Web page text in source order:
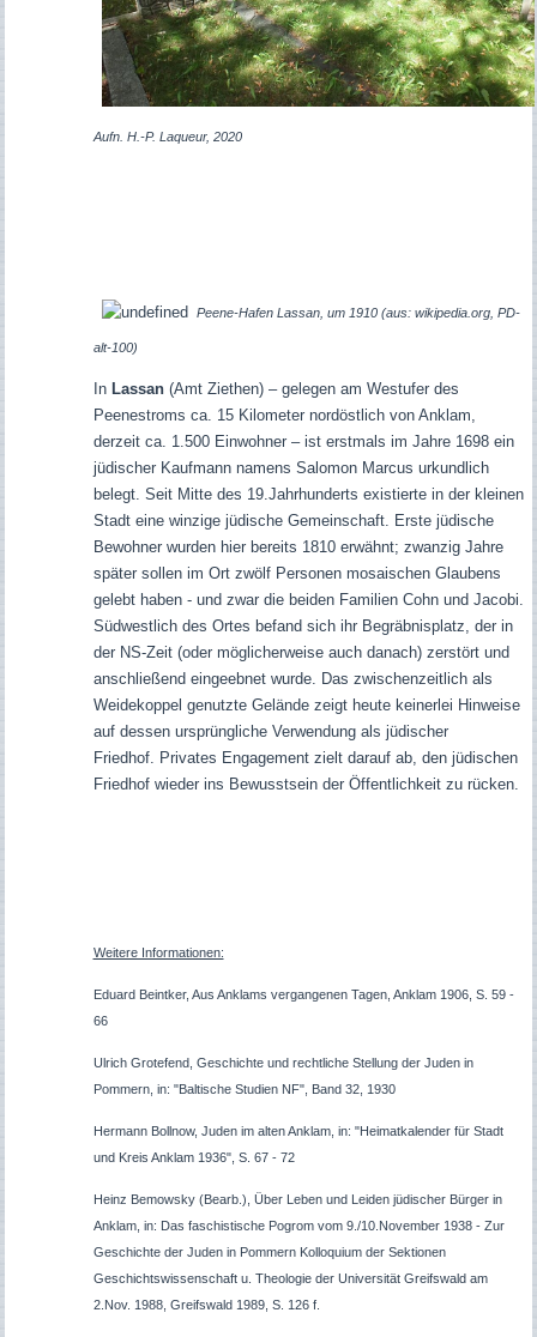
Aufn. H.-P. Laqueur, 2020
Peene-Hafen Lassan, um 1910 (aus: wikipedia.org, PD-
alt-100)
In Lassan (Amt Ziethen) – gelegen am Westufer des
Peenestroms ca. 15 Kilometer nordöstlich von Anklam,
derzeit ca. 1.500 Einwohner – ist erstmals im Jahre 1698 ein
jüdischer Kaufmann namens Salomon Marcus urkundlich
belegt. Seit Mitte des 19.Jahrhunderts existierte in der kleinen
Stadt eine winzige jüdische Gemeinschaft. Erste jüdische
Bewohner wurden hier bereits 1810 erwähnt; zwanzig Jahre
später sollen im Ort zwölf Personen mosaischen Glaubens
gelebt haben - und zwar die beiden Familien Cohn und Jacobi.
Südwestlich des Ortes befand sich ihr Begräbnisplatz, der in
der NS-Zeit (oder möglicherweise auch danach) zerstört und
anschließend eingeebnet wurde. Das zwischenzeitlich als
Weidekoppel genutzte Gelände zeigt heute keinerlei Hinweise
auf dessen ursprüngliche Verwendung als jüdischer
Friedhof. Privates Engagement zielt darauf ab, den jüdischen
Friedhof wieder ins Bewusstsein der Öffentlichkeit zu rücken.
Weitere Informationen:
Eduard Beintker, Aus Anklams vergangenen Tagen, Anklam 1906, S. 59 -
66
Ulrich Grotefend, Geschichte und rechtliche Stellung der Juden in
Pommern, in: "Baltische Studien NF", Band 32, 1930
Hermann Bollnow, Juden im alten Anklam, in: "Heimatkalender für Stadt
und Kreis Anklam 1936", S. 67 - 72
Heinz Bemowsky (Bearb.), Über Leben und Leiden jüdischer Bürger in
Anklam, in: Das faschistische Pogrom vom 9./10.November 1938 - Zur
Geschichte der Juden in Pommern Kolloquium der Sektionen
Geschichtswissenschaft u. Theologie der Universität Greifswald am
2.Nov. 1988, Greifswald 1989, S. 126 f.